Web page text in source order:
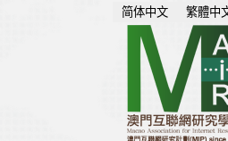
简体中文 繁體中